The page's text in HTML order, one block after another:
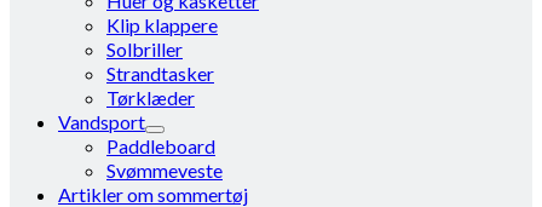
Klip klappere
Solbriller
Strandtasker
Tørklæder
Vandsport
Paddleboard
Svømmeveste
Artikler om sommertøj